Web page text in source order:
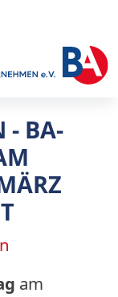
- BA-
am